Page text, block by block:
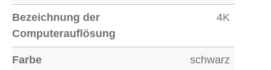
Bezeichnung der
Computerauflösung
4K
Farbe schwarz